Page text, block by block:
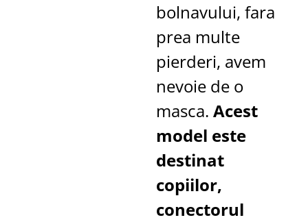
bolnavului, fara
prea multe
pierderi, avem
nevoie de o
masca. Acest
model este
destinat
copiilor,
conectorul